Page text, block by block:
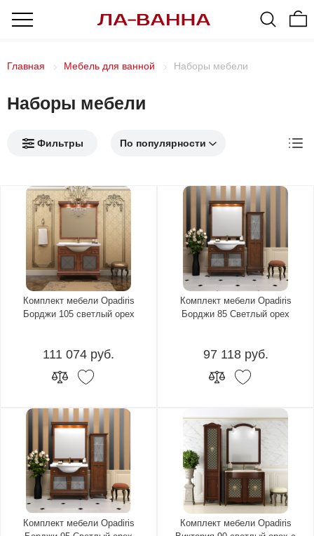
Главная Мебель для ванной Наборы мебели
Наборы мебели
Фильтры
Комплект мебели Opadiris
Борджи 105 светлый орех
111 074 руб.
Комплект мебели Opadiris
Борджи 85 Светлый орех
97 118 руб.
Комплект мебели Opadiris
Комплект мебели Opadiris